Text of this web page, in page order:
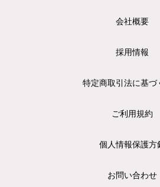
会社概要
採用情報
特定商取引法に基づ
ご利用規約
個人情報保護方
お問い合わせ